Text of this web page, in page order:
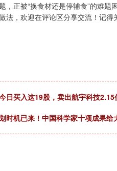
，正被“换食材还是停辅食”的难
法，欢迎在评论区分享交流！记
日买入这19股，卖出航宇科技2.15
时机已来！中国科学家十项成果给